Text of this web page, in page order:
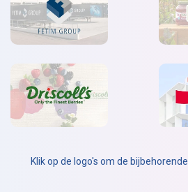
Klik op de logo's om de